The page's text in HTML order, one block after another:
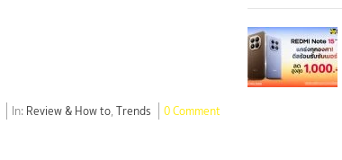
In: Review & How to, Trends 0 Comment